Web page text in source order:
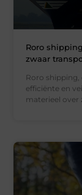
Roro
zwaar
Roro
efficiënte en
materieel over